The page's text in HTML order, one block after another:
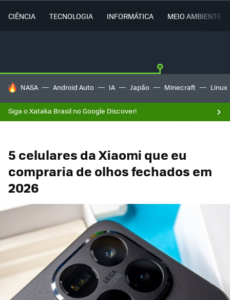
CIÊNCIA TECNOLOGIA INFORMÁTICA MEIO AMBIENTE
TENDÊNCIAS DO DIA
NASA Android Auto IA Japão Minecraft Linux
Siga o Xataka Brasil no Google Discover!
5 celulares da Xiaomi que eu
compraria de olhos fechados em
2026